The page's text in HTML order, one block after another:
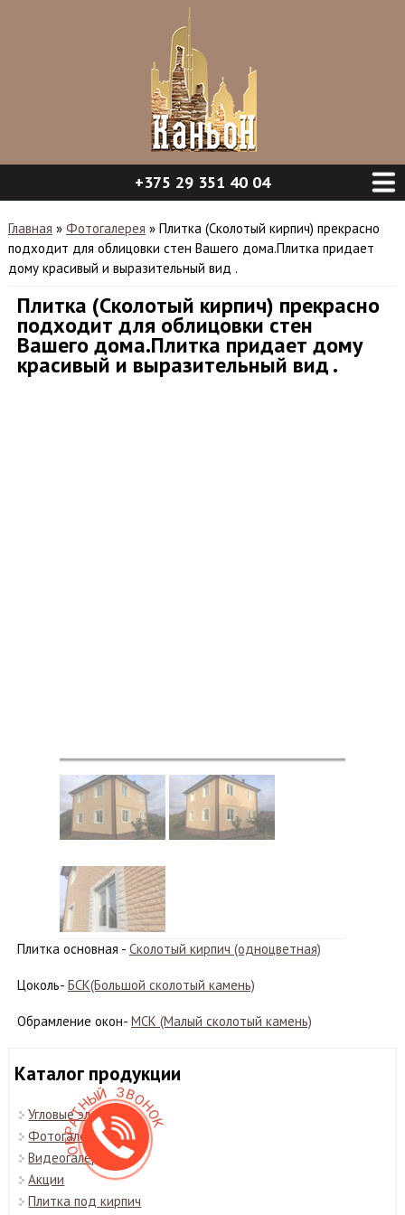
+375 29 351 40 04
Вы здесь
Главная » Фотогалерея » Плитка (Сколотый кирпич) прекрасно
подходит для облицовки стен Вашего дома.Плитка придает
дому красивый и выразительный вид .
Плитка (Сколотый кирпич) прекрасно
подходит для облицовки стен
Вашего дома.Плитка придает дому
красивый и выразительный вид .
Плитка основная - Сколотый кирпич (одноцветная)
Цоколь- БСК(Большой сколотый камень)
Обрамление окон- МСК (Малый сколотый камень)
Каталог продукции
Угловые элементы
Фотогалерея
Видеогалерея
Акции
Плитка под кирпич
О
Б
Р
А
Т
НЫ
Й ЗВОН
О
К